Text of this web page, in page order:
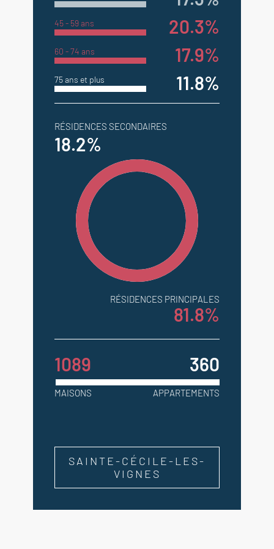
45 - 59 ans 20.3%
60 - 74 ans 17.9%
75 ans et plus 11.8%
RÉSIDENCES SECONDAIRES
18.2%
RÉSIDENCES PRINCIPALES
81.8%
1089 360
MAISONS APPARTEMENTS
SAINTE-CÉCILE-LES-
VIGNES